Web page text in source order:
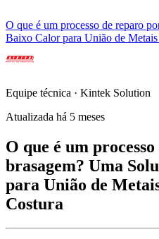
O que é um processo de reparo
Baixo Calor para União de
Equipe técnica · Kintek Solution
Atualizada há 5 meses
O que é um
brasagem? Uma
para União de
Costura